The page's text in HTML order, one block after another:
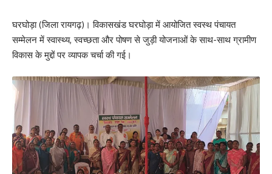
घरघोड़ा (जिला रायगढ़)। विकासखंड घरघोड़ा में आयोजित स्वस्थ पंचायत
सम्मेलन में स्वास्थ्य, स्वच्छता और पोषण से जुड़ी योजनाओं के साथ-साथ ग्रामीण
विकास के मुद्दों पर व्यापक चर्चा की गई।